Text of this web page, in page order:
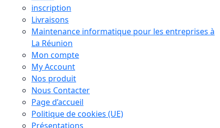
inscription
Livraisons
Maintenance informatique pour les entreprises à
La Réunion
Mon compte
My Account
Nos produit
Nous Contacter
Page d’accueil
Politique de cookies (UE)
Présentations